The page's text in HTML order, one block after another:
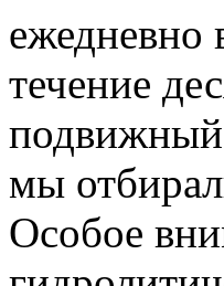
ежедневно
течение
подвижный
мы
Особое